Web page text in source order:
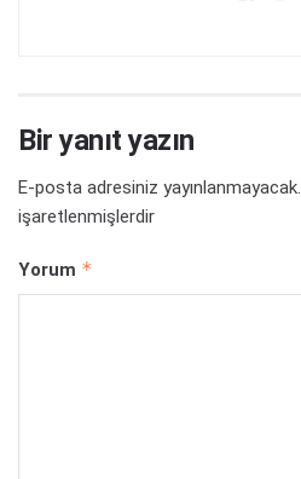
Bir yanıt yazın
E-posta adresiniz yayınlanmayacak.
işaretlenmişlerdir
Yorum *